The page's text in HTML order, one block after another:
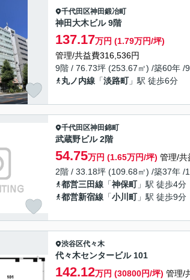
千代田区神田鍛冶町
神田大木ビル 9階
137.17万円 (1.79万円/坪)
管理/共益費316,536円
9階 / 76.73坪 (253.67㎡) /築60年 /
丸ノ内線 「淡路町」駅 徒歩6分
千代田区神田錦町
武蔵野ビル 2階
54.75万円 (1.65万円/坪) 管理/共
2階 / 33.18坪 (109.68㎡) /築37年 /
都営三田線 「神保町」駅 徒歩4分
都営新宿線 「小川町」駅 徒歩9分
渋谷区代々木
代々木センタービル 101
142.12万円 (30800円/坪) 管理/